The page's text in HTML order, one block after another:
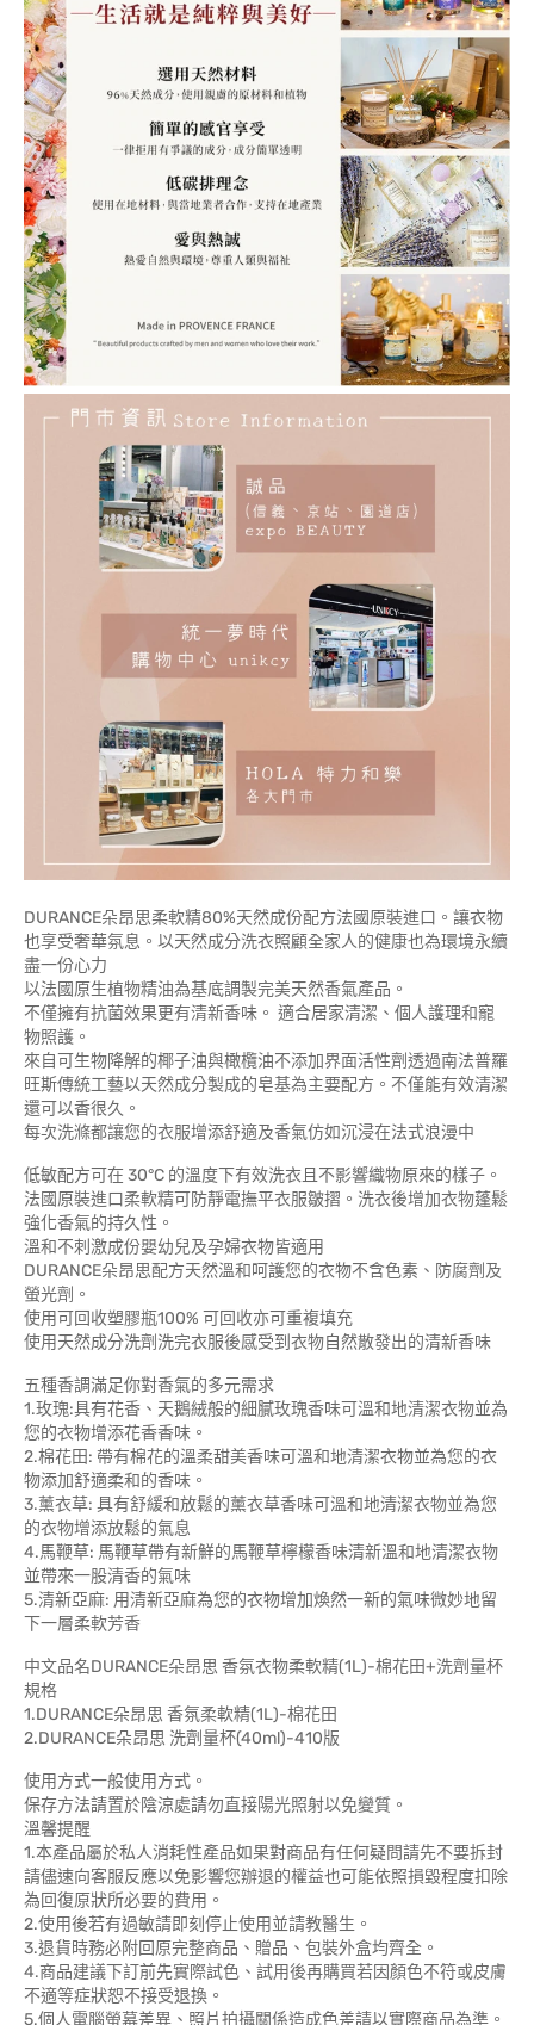
DURANCE朵昂思柔軟精80%天然成份配方法國原裝進口。讓衣物
也享受奢華氛息。以天然成分洗衣照顧全家人的健康也為環境永續
盡一份心力
以法國原生植物精油為基底調製完美天然香氣產品。
不僅擁有抗菌效果更有清新香味。 適合居家清潔、個人護理和寵
物照護。
來自可生物降解的椰子油與橄欖油不添加界面活性劑透過南法普羅
旺斯傳統工藝以天然成分製成的皂基為主要配方。不僅能有效清潔
還可以香很久。
每次洗滌都讓您的衣服增添舒適及香氣仿如沉浸在法式浪漫中
低敏配方可在 30°C 的溫度下有效洗衣且不影響織物原來的樣子。
法國原裝進口柔軟精可防靜電撫平衣服皺摺。洗衣後增加衣物蓬鬆
強化香氣的持久性。
溫和不刺激成份嬰幼兒及孕婦衣物皆適用
DURANCE朵昂思配方天然溫和呵護您的衣物不含色素、防腐劑及
螢光劑。
使用可回收塑膠瓶100% 可回收亦可重複填充
使用天然成分洗劑洗完衣服後感受到衣物自然散發出的清新香味
五種香調滿足你對香氣的多元需求
1.玫瑰:具有花香、天鵝絨般的細膩玫瑰香味可溫和地清潔衣物並為
您的衣物增添花香香味。
2.棉花田: 帶有棉花的溫柔甜美香味可溫和地清潔衣物並為您的衣
物添加舒適柔和的香味。
3.薰衣草: 具有舒緩和放鬆的薰衣草香味可溫和地清潔衣物並為您
的衣物增添放鬆的氣息
4.馬鞭草: 馬鞭草帶有新鮮的馬鞭草檸檬香味清新溫和地清潔衣物
並帶來一股清香的氣味
5.清新亞麻: 用清新亞麻為您的衣物增加煥然一新的氣味微妙地留
下一層柔軟芳香
中文品名DURANCE朵昂思 香氛衣物柔軟精(1L)-棉花田+洗劑量杯
規格
1.DURANCE朵昂思 香氛柔軟精(1L)-棉花田
2.DURANCE朵昂思 洗劑量杯(40ml)-410版
使用方式一般使用方式。
保存方法請置於陰涼處請勿直接陽光照射以免變質。
溫馨提醒
1.本產品屬於私人消耗性產品如果對商品有任何疑問請先不要拆封
請儘速向客服反應以免影響您辦退的權益也可能依照損毀程度扣除
為回復原狀所必要的費用。
2.使用後若有過敏請即刻停止使用並請教醫生。
3.退貨時務必附回原完整商品、贈品、包裝外盒均齊全。
4.商品建議下訂前先實際試色、試用後再購買若因顏色不符或皮膚
不適等症狀恕不接受退換。
5.個人電腦螢幕差異、照片拍攝關係造成色差請以實際商品為準。